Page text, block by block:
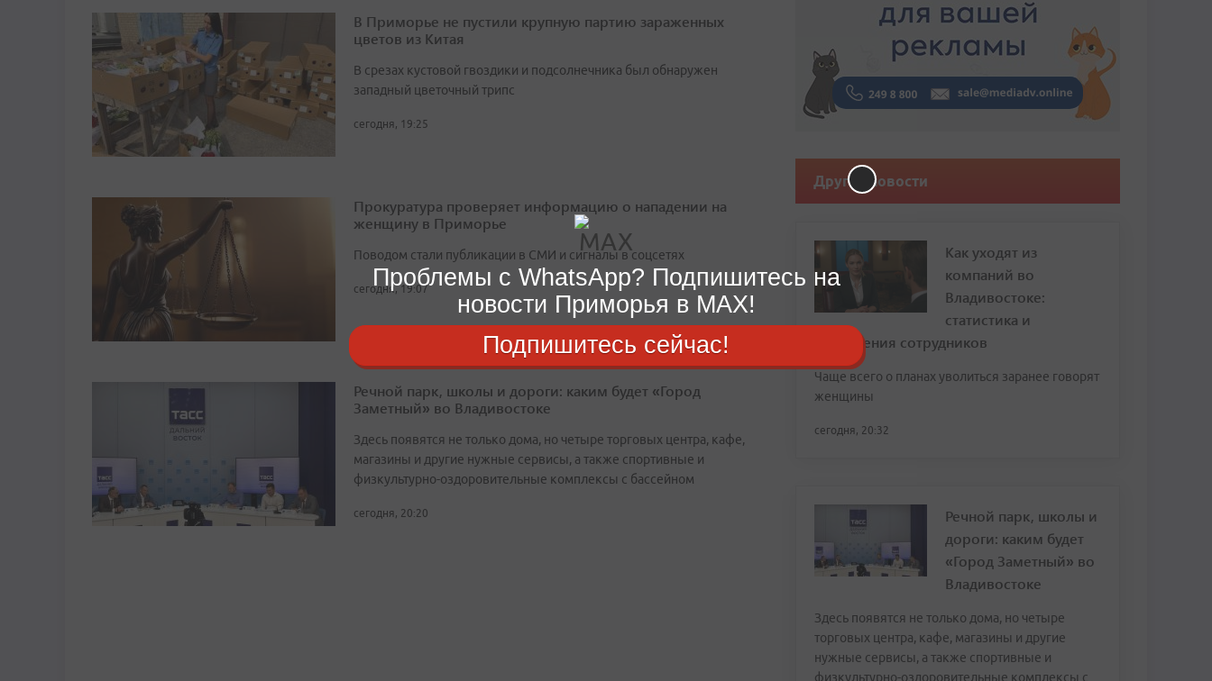
В Приморье не пустили крупную партию зараженных
цветов из Китая
В срезах кустовой гвоздики и подсолнечника был обнаружен
западный цветочный трипс
сегодня, 19:25
Прокуратура проверяет информацию о нападении на
женщину в Приморье
Поводом стали публикации в СМИ и сигналы в соцсетях
сегодня, 19:07
Речной парк, школы и дороги: каким будет «Город
Заметный» во Владивостоке
Здесь появятся не только дома, но четыре торговых центра, кафе,
магазины и другие нужные сервисы, а также спортивные и
физкультурно-оздоровительные комплексы с бассейном
сегодня, 20:20
Другие новости
Как уходят из
компаний во
Владивостоке:
статистика и
откровения сотрудников
Чаще всего о планах уволиться заранее говорят
женщины
сегодня, 20:32
Речной парк, школы и
дороги: каким будет
«Город Заметный» во
Владивостоке
Здесь появятся не только дома, но четыре
торговых центра, кафе, магазины и другие
нужные сервисы, а также спортивные и
физкультурно-оздоровительные комплексы с
Проблемы с WhatsApp? Подпишитесь на
новости Приморья в MAX!
Подпишитесь сейчас!